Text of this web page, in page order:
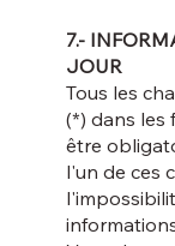
7.-
JOUR
Tous les
(*) dans les
être
l'un de ces